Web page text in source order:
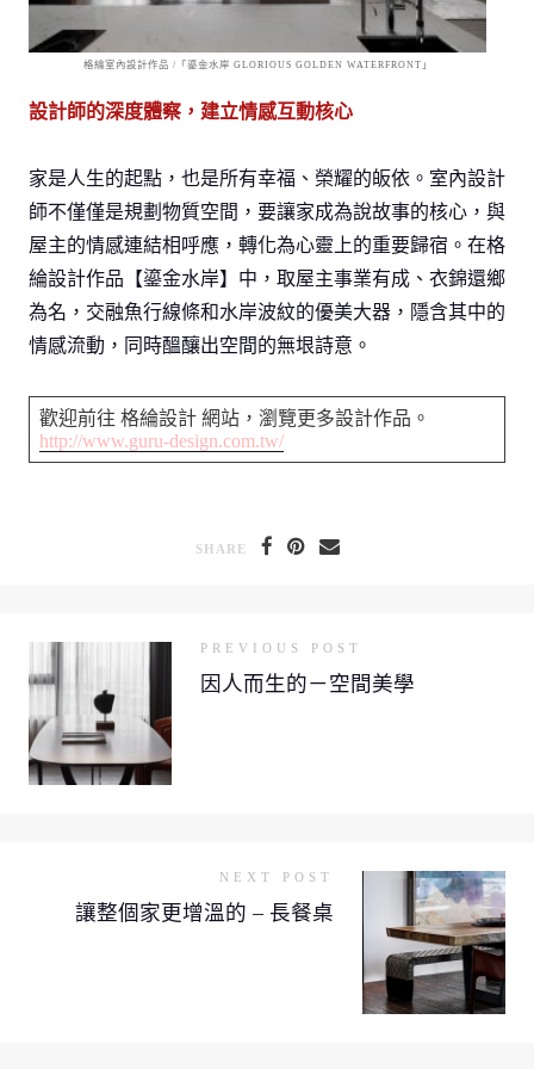
格綸室內設計作品 /「鎏金水岸 GLORIOUS GOLDEN WATERFRONT」
設計師的深度體察，建立情感互動核心
家是人生的起點，也是所有幸福、榮耀的皈依。室內設計
師不僅僅是規劃物質空間，要讓家成為說故事的核心，與
屋主的情感連結相呼應，轉化為心靈上的重要歸宿。在格
綸設計作品【鎏金水岸】中，取屋主事業有成、衣錦還鄉
為名，交融魚行線條和水岸波紋的優美大器，隱含其中的
情感流動，同時醞釀出空間的無垠詩意。
歡迎前往 格綸設計 網站，瀏覽更多設計作品。
http://www.guru-design.com.tw/
SHARE
PREVIOUS POST
因人而生的－空間美學
NEXT POST
讓整個家更增溫的 – 長餐桌